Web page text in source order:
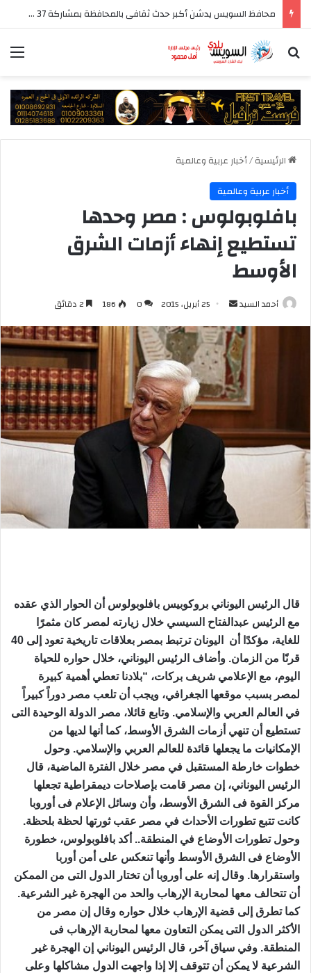
محافظ السويس يدشن أكبر حدث ثقافى بالمحافظة بمشاركة 37 دار نشر مصرية
بحث عن
الرئيسية/أخبار عربية وعالمية
أخبار عربية وعالمية
بافلوبولوس : مصر وحدها
تستطيع إنهاء أزمات الشرق
الأوسط
أحمد السيد
أرسل
إلكترونيا
25 أبريل، 2015 0
186
قال الرئيس اليوناني بروكوبيس بافلوبولوس أن الحوار الذي عقده
مع الرئيس عبدالفتاح السيسي خلال زيارته لمصر كان مثمرًا
للغاية، مؤكدًا أن اليونان ترتبط بمصر بعلاقات تاريخية تعود إلى 40
قرنًا من الزمان. وأضاف الرئيس اليوناني، خلال حواره للحياة
اليوم، مع الإعلامي شريف بركات، “بلادنا تعطي أهمية كبيرة
لمصر بسبب موقعها الجغرافي، ويجب أن تلعب مصر دوراً كبيراً
في العالم العربي والإسلامي. وتابع قائلا، مصر الدولة الوحيدة التى
تستطيع أن تنهي أزمات الشرق الأوسط، كما أنها لديها من
الإمكانيات ما يجعلها قائدة للعالم العربي والإسلامي. وحول
خطوات خارطة المستقبل في مصر خلال الفترة الماضية، قال
الرئيس اليوناني، إن مصر قامت بإصلاحات ديمقراطية تجعلها
مركز القوة فى الشرق الأوسط، وأن وسائل الإعلام فى أوروبا
كانت تتبع تطورات الأحداث في مصر عقب ثورتها لحظة بلحظة.
وحول تطورات الأوضاع في المنطقة.. أكد بافلوبولوس، خطورة
الأوضاع فى الشرق الأوسط وأنها تنعكس على أمن أوربا
واستقرارها. وقال إنه على أوروبا أن تختار الدول التى من الممكن
أن تتحالف معها لمحاربة الإرهاب والحد من الهجرة غير الشرعية.
كما تطرق إلى قضية الإرهاب خلال حواره وقال إن مصر من
الأكثر الدول التى يمكن التعاون معها لمحاربة الإرهاب فى
المنطقة. وفي سياق آخر، قال الرئيس اليوناني إن الهجرة غير
الشرعية لا يمكن أن تتوقف إلا إذا واجهت الدول مشاكلها وعلى